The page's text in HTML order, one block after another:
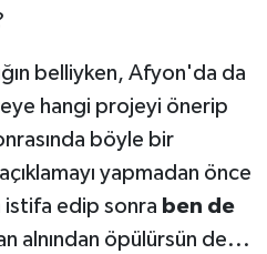
belliyken, Afyon'da da
hangi projeyi önerip
böyle bir
yapmadan önce
edip sonra ben de
alnından öpülürsün de...